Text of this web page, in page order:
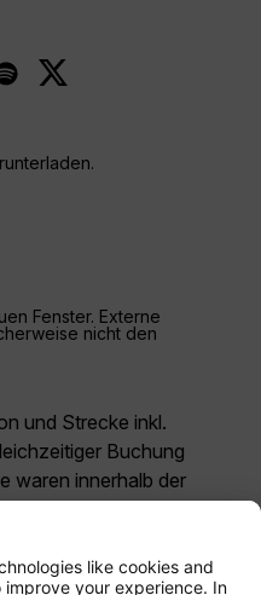
Fenster. Externe
nicht den
und Strecke inkl.
Buchung
waren innerhalb der
Bei den für die
Tarifen handelt es